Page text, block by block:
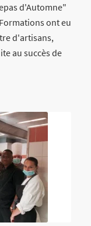
d'Automne"
ont eu
d'artisans,
au succès de